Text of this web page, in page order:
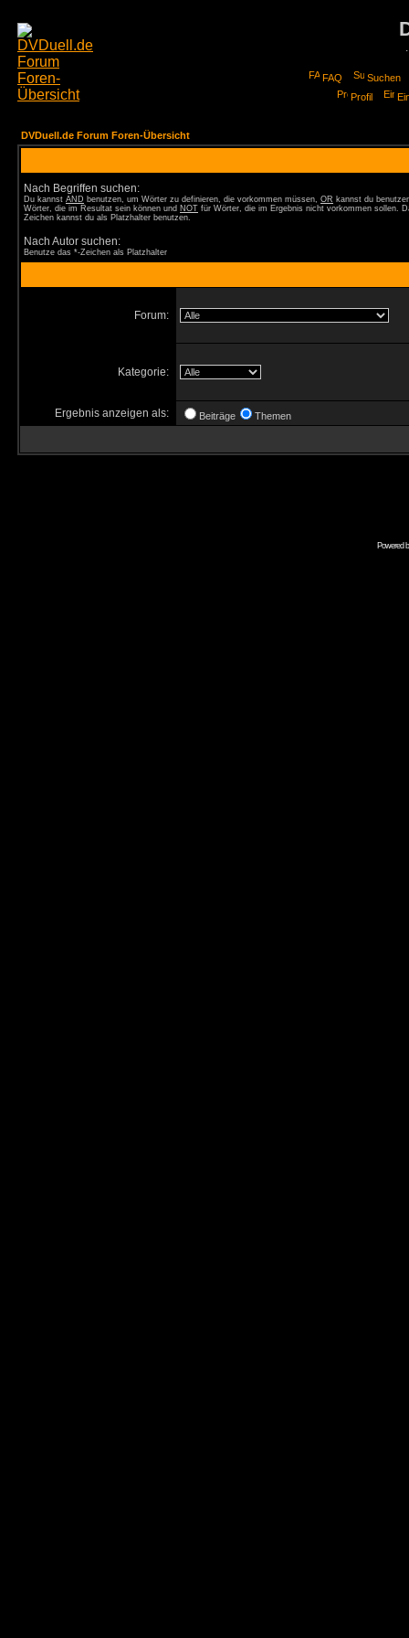
FAQ
Suchen
Profil
DVDuell.de Forum Foren-Übersicht
Nach Begriffen suchen:
Du kannst AND benutzen, um Wörter zu definieren, die vorkommen müssen, OR kannst du
Wörter, die im Resultat sein können und NOT für Wörter, die im Ergebnis nicht vorkommen sollen.
Zeichen kannst du als Platzhalter benutzen.
Nach Autor suchen:
Benutze das *-Zeichen als Platzhalter
Forum:
Kategorie:
Ergebnis anzeigen als: Beiträge Themen
Powered